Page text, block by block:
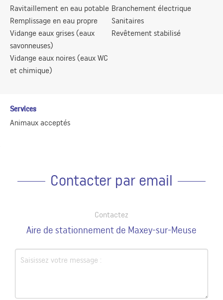
Ravitaillement en eau potable
Remplissage en eau propre
Vidange eaux grises (eaux
savonneuses)
Vidange eaux noires (eaux WC
et chimique)
Branchement électrique
Sanitaires
Revêtement stabilisé
Services
Animaux acceptés
Contacter par email
Contactez
Aire de stationnement de Maxey-sur-Meuse